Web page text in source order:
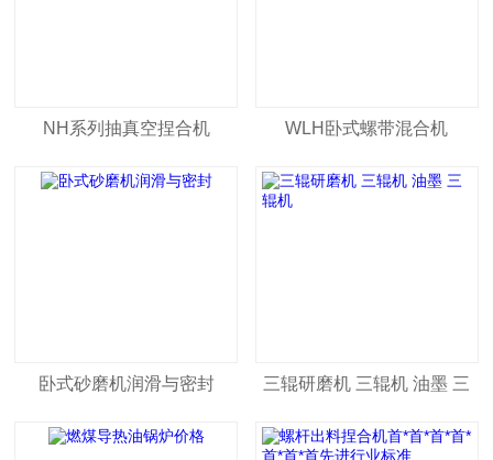
NH系列抽真空捏合机 WLH卧式螺带混合机
卧式砂磨机润滑与密封 三辊研磨机 三辊机 油墨 三
辊机